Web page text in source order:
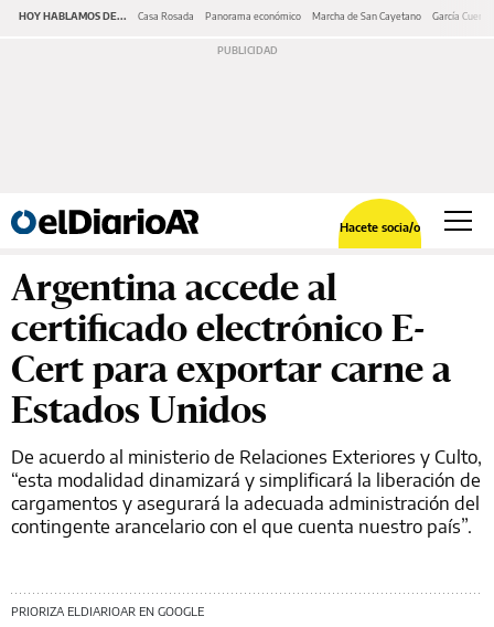
HOY HABLAMOS DE... Casa Rosada Panorama económico Marcha de San Cayetano García Cuerva
Hacete socia/o
Argentina accede al
certificado electrónico E-
Cert para exportar carne a
Estados Unidos
De acuerdo al ministerio de Relaciones Exteriores y Culto,
“esta modalidad dinamizará y simplificará la liberación de
cargamentos y asegurará la adecuada administración del
contingente arancelario con el que cuenta nuestro país”.
PRIORIZA ELDIARIOAR EN GOOGLE